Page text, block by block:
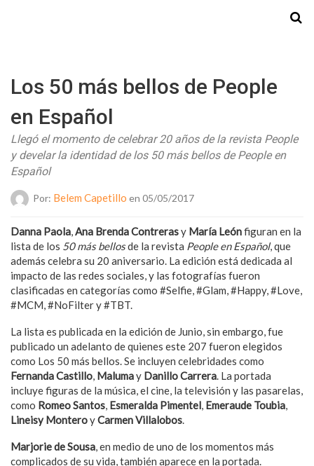
Los 50 más bellos de People
en Español
Llegó el momento de celebrar 20 años de la revista People
y develar la identidad de los 50 más bellos de People en
Español
Por: Belem Capetillo en 05/05/2017
Danna Paola,Ana Brenda Contrerasy María Leónfiguran en la
lista de los 50 más bellosde la revista People en Español, que
además celebra su 20 aniversario. La edición está dedicada al
impacto de las redes sociales, y las fotografías fueron
clasificadas en categorías como #Selfie, #Glam, #Happy, #Love,
#MCM, #NoFilter y #TBT.
La lista es publicada en la edición de Junio, sin embargo, fue
publicado un adelanto de quienes este 207 fueron elegidos
como Los 50 más bellos. Se incluyen celebridades como
Fernanda Castillo, Malumay Danillo Carrera. La portada
incluye figuras de la música, el cine, la televisión y las pasarelas,
como Romeo Santos, Esmeralda Pimentel, Emeraude Toubia,
Lineisy MonteroyCarmen Villalobos.
Marjorie de Sousa, en medio de uno de los momentos más
complicados de su vida, también aparece en la portada.